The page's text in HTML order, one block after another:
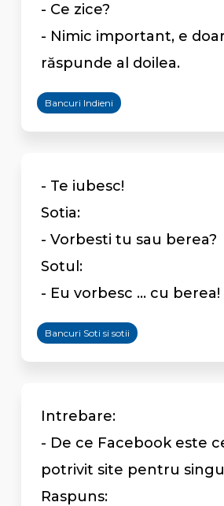
- Ce zice?
- Nimic important, e doar
răspunde al doilea.
Bancuri Indieni
- Te iubesc!
Sotia:
- Vorbesti tu sau berea?
Sotul:
- Eu vorbesc ... cu berea!
Bancuri Soti si sotii
Intrebare:
- De ce Facebook este
potrivit site pentru
Raspuns: